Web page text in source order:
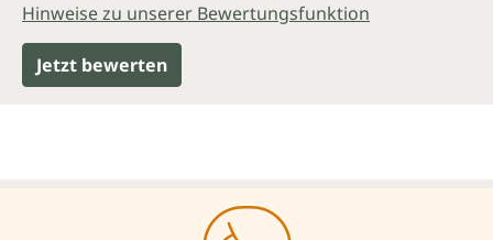
Hinweise zu unserer Bewertungsfunktion
Jetzt bewerten